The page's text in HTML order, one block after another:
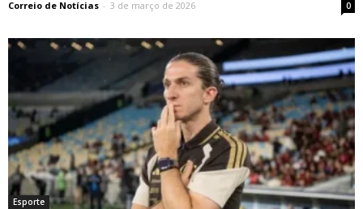
Correio de Notícias - 3 de março de 2026 0
Esporte